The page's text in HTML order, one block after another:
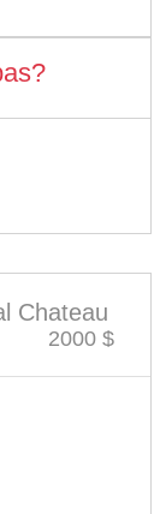
Chateau
2000 $